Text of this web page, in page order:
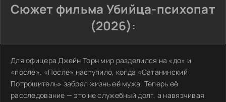
Сюжет фильма Убийца-психопат
(2026):
Для офицера Джейн Торн мир разделился на «до» и
«после». «После» наступило, когда «Сатанинский
Потрошитель» забрал жизнь её мужа. Теперь её
расследование — это не служебный долг, а навязчивая